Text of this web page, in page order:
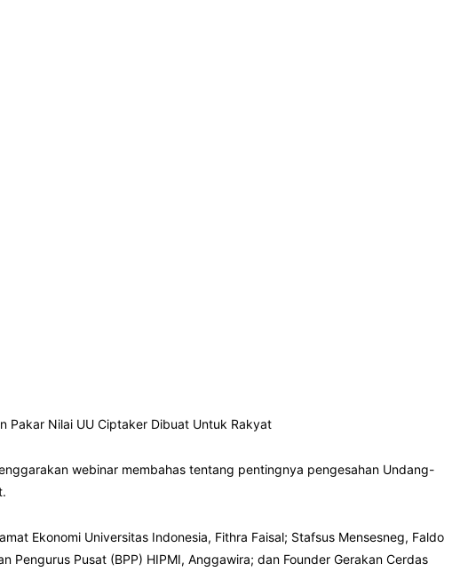
Pakar Nilai UU Ciptaker Dibuat Untuk Rakyat
webinar membahas tentang pentingnya pengesahan Undang-
Ekonomi Universitas Indonesia, Fithra Faisal; Stafsus Mensesneg, Faldo
Pengurus Pusat (BPP) HIPMI, Anggawira; dan Founder Gerakan Cerdas